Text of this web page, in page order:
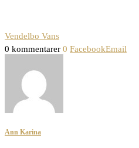
Vendelbo Vans
0 kommentarer 0 FacebookEmail
Ann Karina